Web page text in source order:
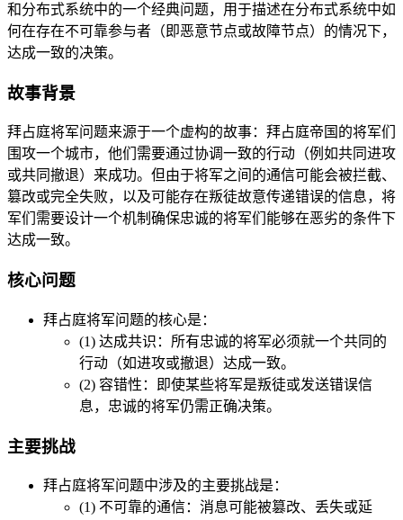
和分布式系统中的一个经典问题，用于描述在分布式系统中如
何在存在不可靠参与者（即恶意节点或故障节点）的情况下，
达成一致的决策。
故事背景
拜占庭将军问题来源于一个虚构的故事：拜占庭帝国的将军们
围攻一个城市，他们需要通过协调一致的行动（例如共同进攻
或共同撤退）来成功。但由于将军之间的通信可能会被拦截、
篡改或完全失败，以及可能存在叛徒故意传递错误的信息，将
军们需要设计一个机制确保忠诚的将军们能够在恶劣的条件下
达成一致。
核心问题
拜占庭将军问题的核心是：
(1) 达成共识：所有忠诚的将军必须就一个共同的
行动（如进攻或撤退）达成一致。
(2) 容错性：即使某些将军是叛徒或发送错误信
息，忠诚的将军仍需正确决策。
主要挑战
拜占庭将军问题中涉及的主要挑战是：
(1) 不可靠的通信：消息可能被篡改、丢失或延